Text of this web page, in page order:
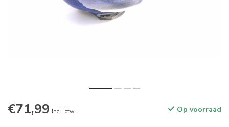
€71,99 Incl. btw Op voorraad